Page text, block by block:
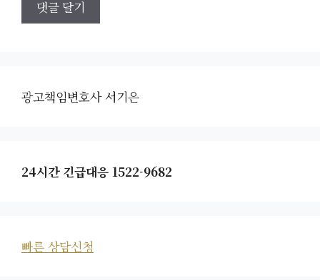
광고책임변호사 서기은
24시간 긴급대응 1522-9682
빠른 상담신청